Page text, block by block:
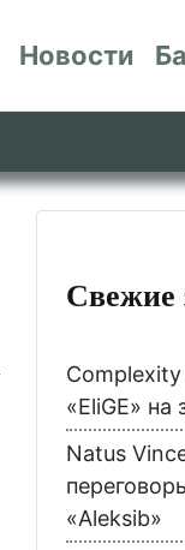
Новости
Свежие
«EliGE» на
Natus
«Aleksib»